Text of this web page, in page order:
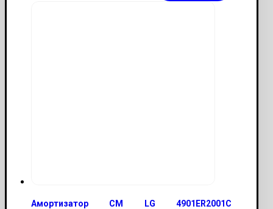
Амортизатор СМ LG 4901ER2001С